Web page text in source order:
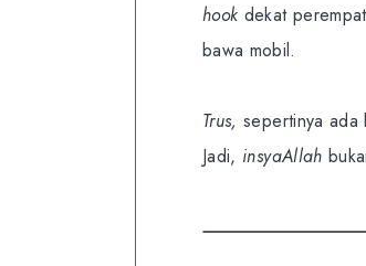
hook dekat
bawa mobil.
Trus,sepertinya ada
Jadi, insyaAllah